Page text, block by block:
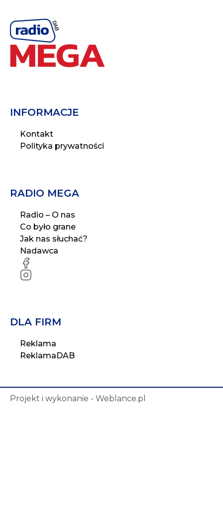
INFORMACJE
Kontakt
Polityka prywatności
RADIO MEGA
Radio – O nas
Co było grane
Jak nas słuchać?
Nadawca
FB
IG
DLA FIRM
Reklama
ReklamaDAB
Projekt i wykonanie - Weblance.pl